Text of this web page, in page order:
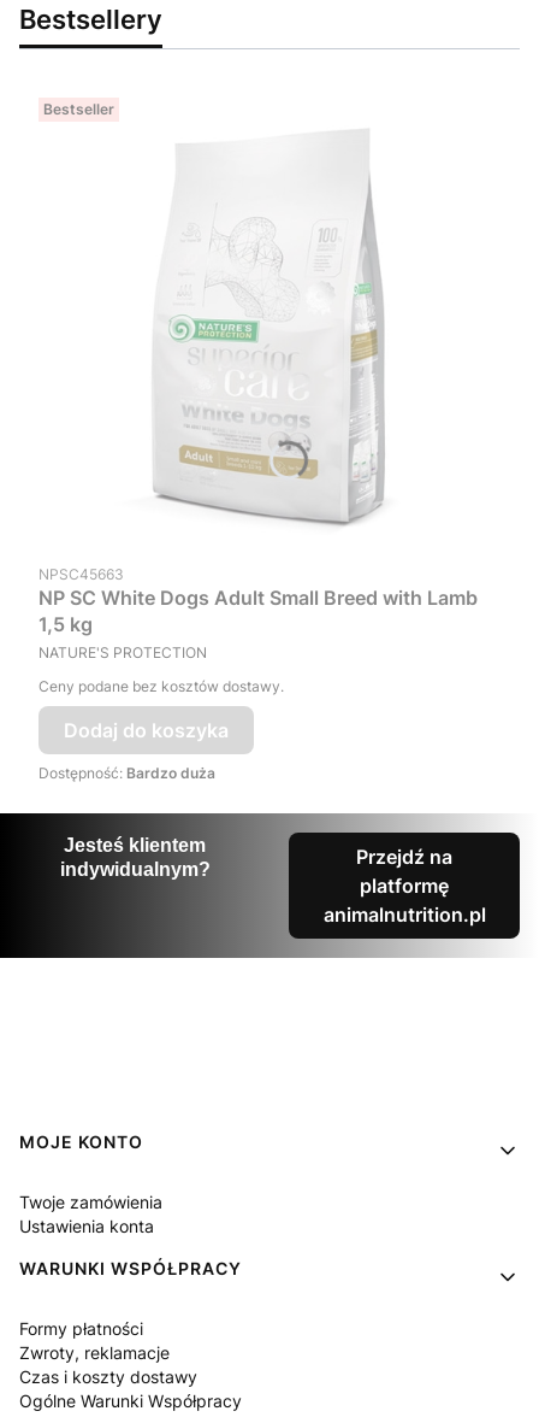
Bestsellery
Bestseller
Kod produktu
NPSC45663
NP SC White Dogs Adult Small Breed with Lamb
1,5 kg
PRODUCENT
NATURE'S PROTECTION
Ceny podane bez kosztów dostawy.
Dodaj do koszyka
Dostępność: Bardzo duża
Jesteś klientem
indywidualnym?
Przejdź na
platformę
animalnutrition.pl
Linki w stopce
MOJE KONTO
Twoje zamówienia
Ustawienia konta
WARUNKI WSPÓŁPRACY
Formy płatności
Zwroty, reklamacje
Czas i koszty dostawy
Ogólne Warunki Współpracy